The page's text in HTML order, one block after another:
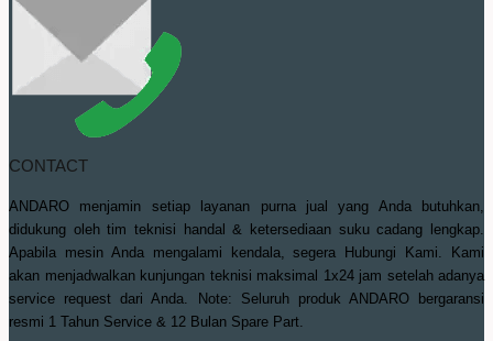
CONTACT
ANDARO menjamin setiap layanan purna jual yang Anda butuhkan,
didukung oleh tim teknisi handal & ketersediaan suku cadang lengkap.
Apabila mesin Anda mengalami kendala, segera Hubungi Kami. Kami
akan menjadwalkan kunjungan teknisi maksimal 1x24 jam setelah adanya
service request dari Anda. Note: Seluruh produk ANDARO bergaransi
resmi 1 Tahun Service & 12 Bulan Spare Part.